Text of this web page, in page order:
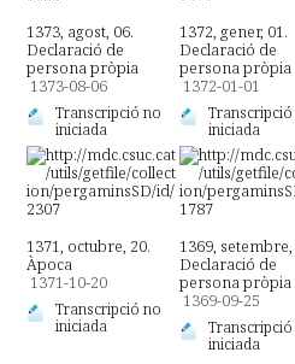
1373, agost, 06.
Declaració de
persona pròpia
1373-08-06
Transcripció no
iniciada
1372, gener, 01.
Declaració de
persona pròpia
1372-01-01
iniciada
1371, octubre, 20.
Àpoca
1371-10-20
Transcripció no
iniciada
1369, setembre,
Declaració de
persona pròpia
1369-09-25
iniciada